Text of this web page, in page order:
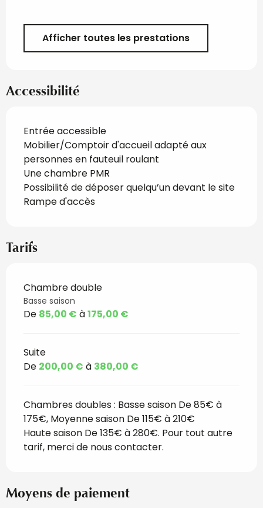
Afficher toutes les prestations
Accessibilité
Entrée accessible
Mobilier/Comptoir d'accueil adapté aux
personnes en fauteuil roulant
Une chambre PMR
Possibilité de déposer quelqu’un devant le site
Rampe d'accès
Tarifs
Tarifs 2026
Chambre double
Basse saison
De 85,00 € à175,00 €
Suite
De 200,00 € à 380,00 €
Chambres doubles : Basse saison De 85€ à
175€, Moyenne saison De 115€ à 210€
Haute saison De 135€ à 280€. Pour tout autre
tarif, merci de nous contacter.
Moyens de paiement